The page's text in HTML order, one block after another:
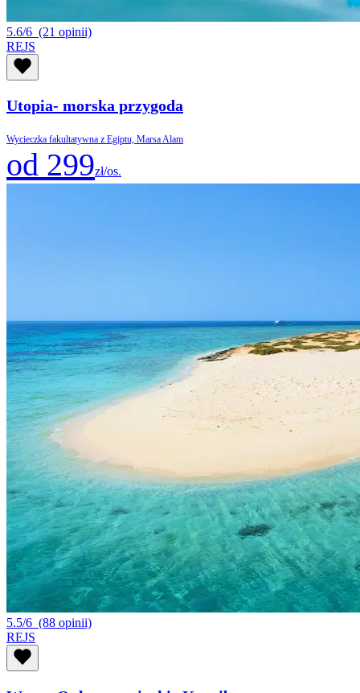
5.6/6 (21 opinii)
REJS
Utopia- morska przygoda
Wycieczka fakultatywna z Egiptu, Marsa Alam
od 299zł/os.
5.5/6 (88 opinii)
REJS